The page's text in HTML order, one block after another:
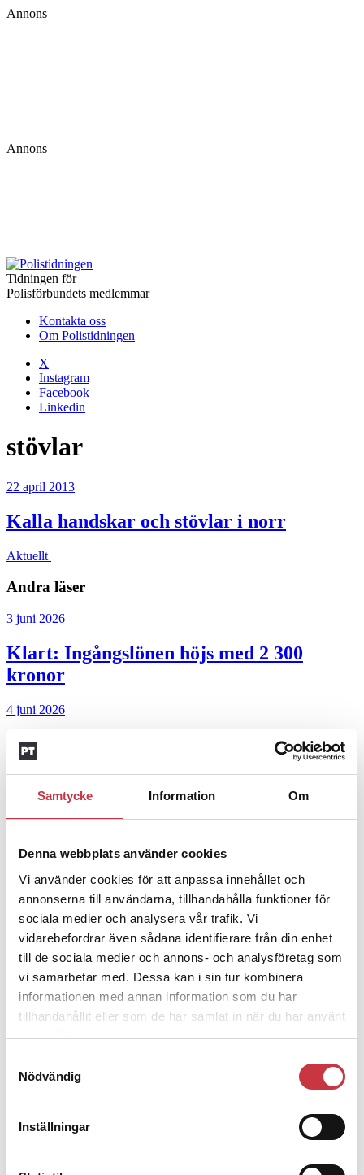
Samtycke Information Om
Denna webbplats använder cookies
Vi använder cookies för att anpassa innehållet och
annonserna till användarna, tillhandahålla funktioner för
sociala medier och analysera vår trafik. Vi
vidarebefordrar även sådana identifierare från din enhet
till de sociala medier och annons- och analysföretag som
vi samarbetar med. Dessa kan i sin tur kombinera
informationen med annan information som du har
tillhandahållit eller som de har samlat in när du har använt
deras tjänster.
Nödvändig
Inställningar
Annons
Annons
Tidningen för
Polisförbundets medlemmar
Kontakta oss
Om Polistidningen
X
Instagram
Facebook
Linkedin
stövlar
22 april 2013
Kalla handskar och stövlar i norr
Aktuellt
Andra läser
3 juni 2026
Klart: Ingångslönen höjs med 2 300
kronor
4 juni 2026
Insändare:
polisaspiranter underkänns på
godtyckliga grunder
1 juni 2026
Jens Mårtensson:Snart 20 år i tjänst – nu
ska han lära sig grunderna
4 juni 2026
Polisregionen erkänner fel: ”Kommer att
rättas till”
Mobilannons
Desktopannnons
Debatt
Slutreplik:
kunskapsstyrning – inte om forskarnas